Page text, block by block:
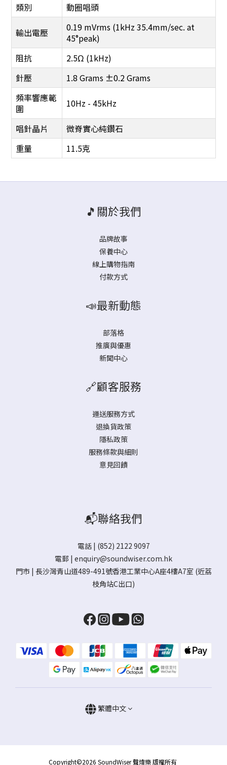
類別 動圈唱頭
輸出電壓
0.19 mVrms (1kHz 35.4mm/sec. at
45°peak)
阻抗
2.5Ω (1kHz)
針壓
1.8 Grams ±0.2 Grams
頻率響應範
圍
10Hz - 45kHz
唱針晶片
微脊實心純鑽石
重量
11.5克
🎵關於我們
品牌故事
保養中心
線上購物指南
付款方式
📣最新動態
部落格
推廣與優惠
新聞中心
🔗顧客服務
運送服務方式
退換貨政策
隱私政策
服務條款與細則
意見回饋
📬聯絡我們
電話 | (852) 2122 9097
電郵 | enquiry@soundwiser.com.hk
門市 | 長沙灣青山道489-491號香港工業中心A座4樓A7室 (近荔
枝角站C出口)
繁體中文
Copyright©2026 SoundWiser 聲煒樂 版權所有